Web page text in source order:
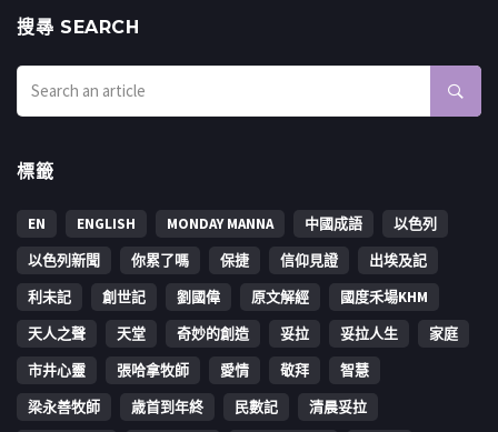
搜㝷 SEARCH
標籤
EN ENGLISH MONDAY MANNA 中國成語
以色列
以色列新聞
你累了嗎 保捷 信仰見證
出埃及記
利未記
創世記 劉國偉 原文解經
國度禾場KHM
天人之聲
天堂 奇妙的創造 妥拉 妥拉人生
家庭
市井心靈
張哈拿牧師 愛情 敬拜
智慧
梁永善牧師
歳首到年終 民數記 清晨妥拉